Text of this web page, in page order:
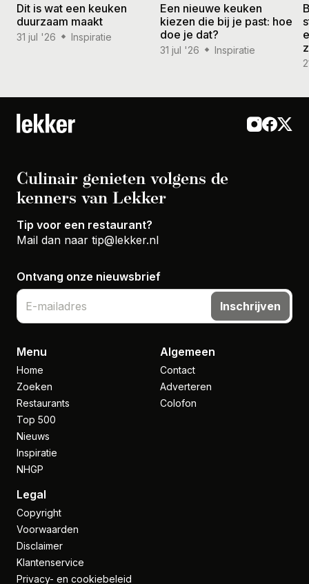
Dit is wat een keuken
duurzaam maakt
31 jul '26 Inspiratie
Een nieuwe keuken
kiezen die bij je past: hoe
doe je dat?
31 jul '26 Inspiratie
Culinair genieten volgens de
kenners van Lekker
Tip voor een restaurant?
Mail dan naar tip@lekker.nl
Ontvang onze nieuwsbrief
Inschrijven
Menu
Home
Zoeken
Restaurants
Top 500
Nieuws
Inspiratie
NHGP
Algemeen
Contact
Adverteren
Colofon
Legal
Copyright
Voorwaarden
Disclaimer
Klantenservice
Privacy- en cookiebeleid